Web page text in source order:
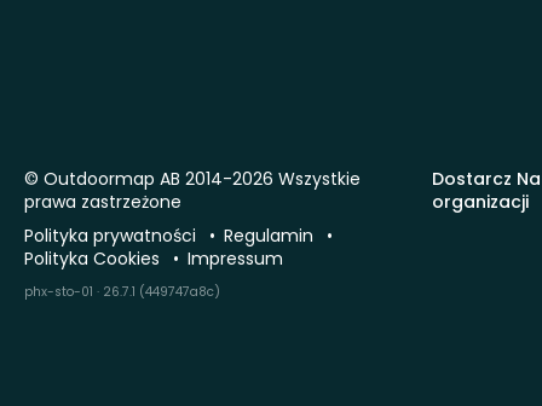
Dostarcz
organizacji
© Outdoormap AB 2014-2026 Wszystkie
prawa zastrzeżone
Polityka prywatności
Regulamin
Polityka Cookies
Impressum
phx-sto-01 · 26.7.1 (449747a8c)